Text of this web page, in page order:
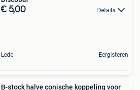
€ 5,00 Details
Lede Eergisteren
B-stock halve conische koppeling voor